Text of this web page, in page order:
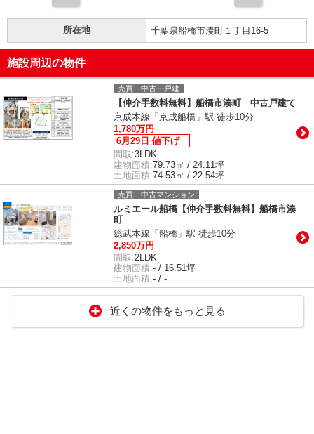
所在地 千葉県船橋市湊町１丁目16-5
施設周辺の物件
売買｜中古一戸建
【仲介手数料無料】船橋市湊町 中古戸建て
京成本線「京成船橋」駅 徒歩10分
1,780万円
6月29日 値下げ
間取:3LDK
建物面積:79.73㎡ / 24.11坪
土地面積:74.53㎡ / 22.54坪
売買｜中古マンション
ルミエール船橋【仲介手数料無料】船橋市湊
町
総武本線「船橋」駅 徒歩10分
2,850万円
間取:2LDK
建物面積:- / 16.51坪
土地面積:- / -
近くの物件をもっと見る